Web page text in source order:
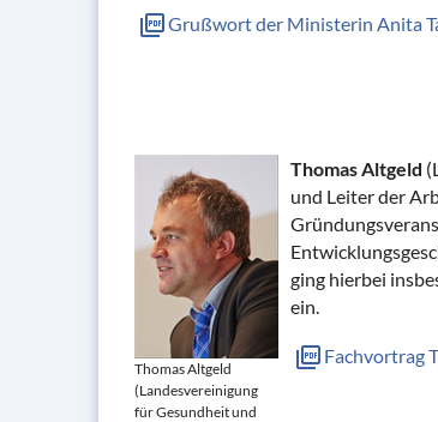
Grußwort der Ministerin Anita
Thomas Altgeld
(Landesvereinigung
für Gesundheit und
Thomas Altgeld
und Leiter der
ging hierbei
ein.
Fachvortrag